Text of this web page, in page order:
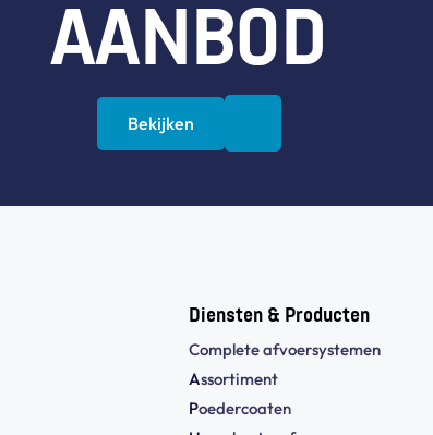
AANBOD
Bekijken
Diensten & Producten
Complete afvoersystemen
Assortiment
Poedercoaten